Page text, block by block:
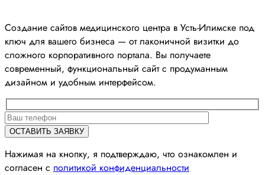
Создание сайтов медицинского центра в Усть-Илимске под
ключ для вашего бизнеса — от лаконичной визитки до
сложного корпоративного портала. Вы получаете
современный, функциональный сайт с продуманным
дизайном и удобным интерфейсом.
Нажимая на кнопку, я подтверждаю, что ознакомлен и
согласен с политикой конфиденциальности